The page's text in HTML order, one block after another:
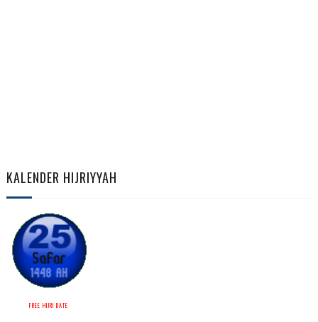
KALENDER HIJRIYYAH
FREE HIJRI DATE